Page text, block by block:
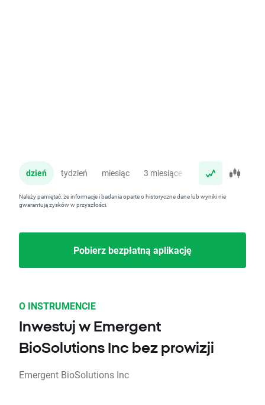
dzień tydzień miesiąc 3 miesiące rok
Należy pamiętać, że informacje i badania oparte o historyczne dane lub wyniki nie
gwarantują zysków w przyszłości.
Pobierz bezpłatną aplikację
O INSTRUMENCIE
Inwestuj w Emergent
BioSolutions Inc bez prowizji
Emergent BioSolutions Inc